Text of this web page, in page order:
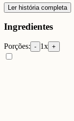
Ler história completa
Ingredientes
Porções: - 1x +